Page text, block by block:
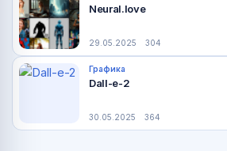
Neural.love
29.05.2025 304
Графика
Dall-e-2
30.05.2025 364